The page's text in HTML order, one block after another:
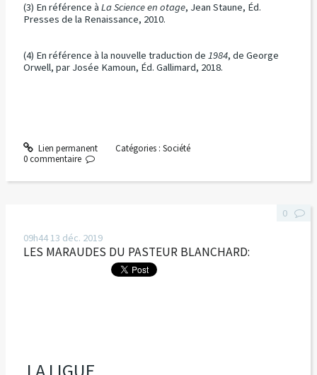
(3) En référence à La Science en otage, Jean Staune, Éd.
Presses de la Renaissance, 2010.
(4) En référence à la nouvelle traduction de 1984, de George
Orwell, par Josée Kamoun, Éd. Gallimard, 2018.
Lien permanent Catégories : Société
0 commentaire
09h4413 déc. 2019
LES MARAUDES DU PASTEUR BLANCHARD:
0